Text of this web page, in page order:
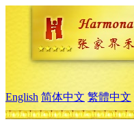
English 简体中文 繁體中文